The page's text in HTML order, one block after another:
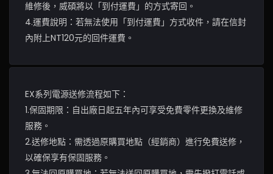
維修後，威碩將以「到付運費」的方式寄回。
4.運費說明：若無法使用「到付運費」方式收件，請在信封
內附上NT120元的回件運費。
EX系列電源送修流程如下：
1.保固期限：自出廠日起五年內可享受免費零件更換及維修
服務。
2.送修地點：需透過原購買地點（經銷商）進行免費送修，
以確保享有保固服務。